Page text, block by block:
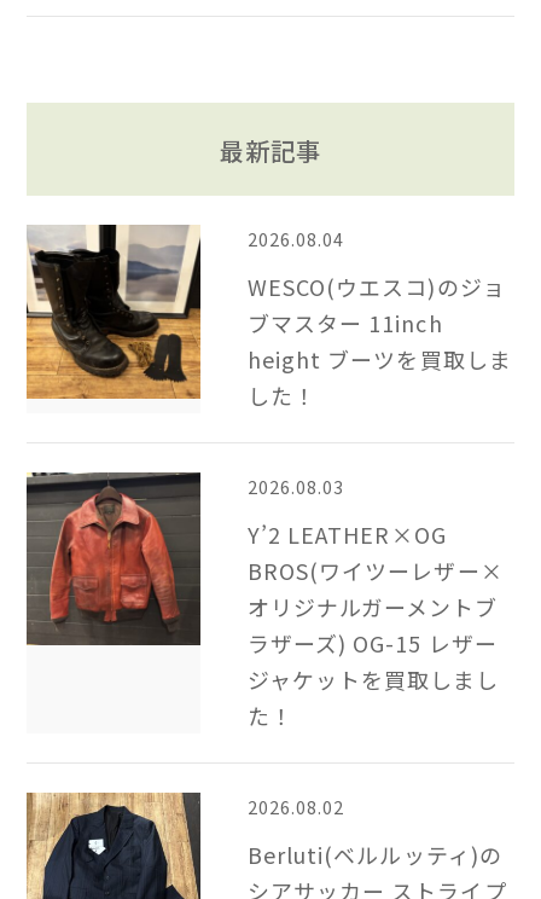
最新記事
2026.08.04
WESCO(ウエスコ)のジョ
ブマスター 11inch
height ブーツを買取しま
した！
2026.08.03
Y’2 LEATHER×OG
BROS(ワイツーレザー×
オリジナルガーメントブ
ラザーズ) OG-15 レザー
ジャケットを買取しまし
た！
2026.08.02
Berluti(ベルルッティ)の
シアサッカー ストライプ